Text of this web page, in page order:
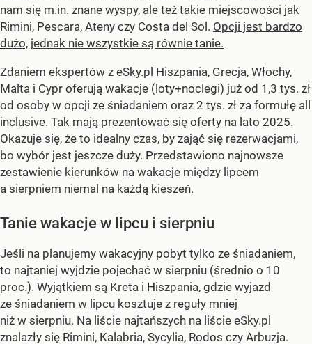
nam się m.in. znane wyspy, ale też takie miejscowości jak
Rimini, Pescara, Ateny czy Costa del Sol. Opcji jest bardzo
dużo, jednak nie wszystkie są równie tanie.
Zdaniem ekspertów z eSky.pl Hiszpania, Grecja, Włochy,
Malta i Cypr oferują wakacje (loty+noclegi) już od 1,3 tys. zł
od osoby w opcji ze śniadaniem oraz 2 tys. zł za formułę all
inclusive. Tak mają prezentować się oferty na lato 2025.
Okazuje się, że to idealny czas, by zająć się rezerwacjami,
bo wybór jest jeszcze duży. Przedstawiono najnowsze
zestawienie kierunków na wakacje między lipcem
a sierpniem niemal na każdą kieszeń.
Tanie wakacje w lipcu i sierpniu
Jeśli na planujemy wakacyjny pobyt tylko ze śniadaniem,
to najtaniej wyjdzie pojechać w sierpniu (średnio o 10
proc.). Wyjątkiem są Kreta i Hiszpania, gdzie wyjazd
ze śniadaniem w lipcu kosztuje z reguły mniej
niż w sierpniu. Na liście najtańszych na liście eSky.pl
znalazły się Rimini, Kalabria, Sycylia, Rodos czy Arbuzja.